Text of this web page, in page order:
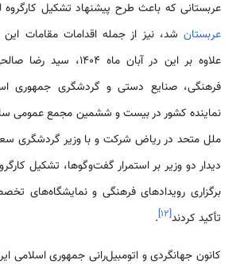
عربستانی که باعث طرح پیشنهاد تشکیل کارگروه
عربستان شد، نیز از جمله اقدامات مقامات این
علاوه بر این در آبان ماه
فرهنگی، صنایع دستی و گردشگری جمهوری
نماینده کشور در بیست و ششمین مجمع عمومی
ملل متحد در ریاض شرکت و با وزیر گردشگری
دیدار دو وزیر بر استمرار گفت‌وگوها، تشکیل
برگزاری رویدادهای فرهنگی و نمایشگاه‌های
تأکید کردند[۱۲]
.
کانون جهانگردی و اتومبیل‌رانی جمهوری اسلامی